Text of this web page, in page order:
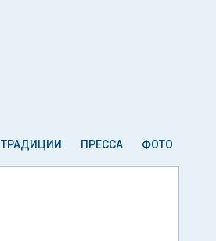
ТРАДИЦИИ ПРЕССА ФОТО